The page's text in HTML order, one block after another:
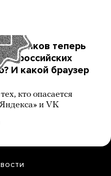
банков теперь
в российских
И какой браузер
кто опасается
и VK